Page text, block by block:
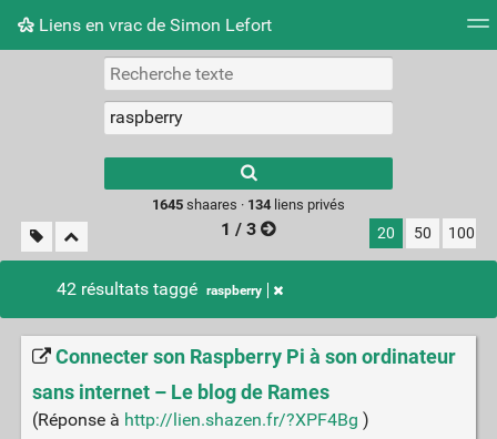
Liens en vrac de Simon Lefort
Nuage de tags Mur d'images
results.
1645shaares · 134liens privés
1 / 3 20 50 100
42 résultats taggé raspberry
Connecter son Raspberry Pi à son ordinateur
sans internet – Le blog de Rames
(Réponse à http://lien.shazen.fr/?XPF4Bg )